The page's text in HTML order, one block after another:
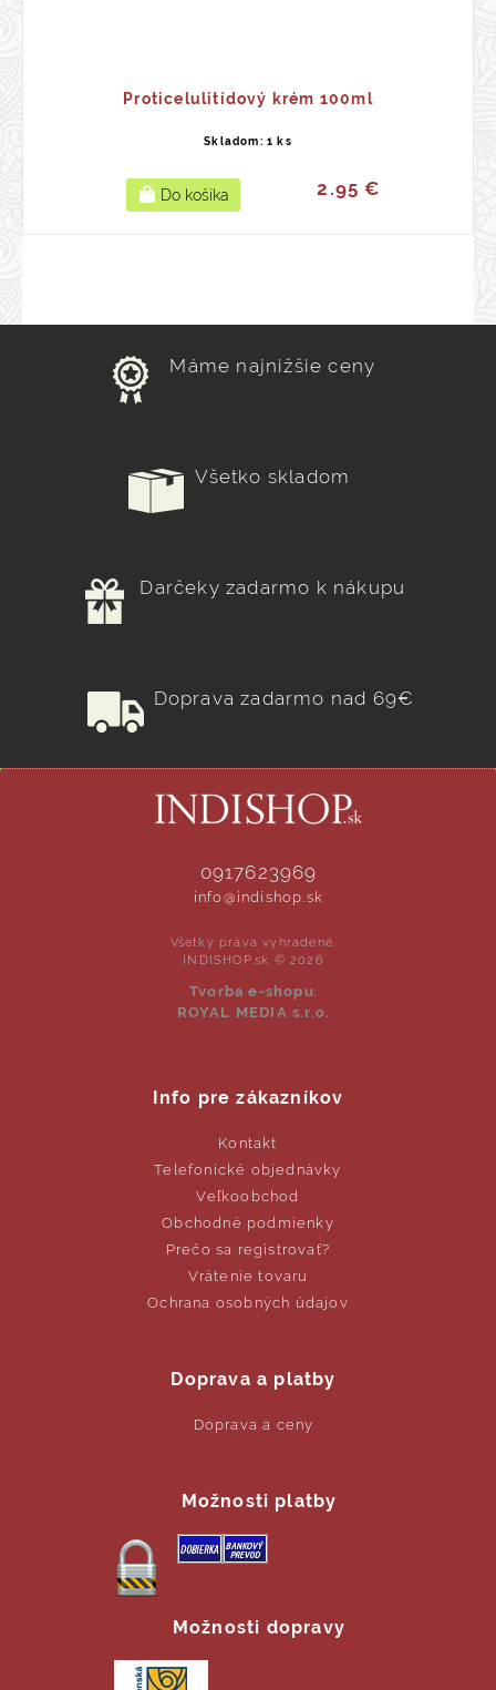
Proticelulitídový krém 100ml
Skladom: 1 ks
2.95 €
Máme najnižšie ceny
Všetko skladom
Darčeky zadarmo k nákupu
Doprava zadarmo nad 69€
0917623969
info@indishop.sk
Všetky práva vyhradené.
INDISHOP.sk © 2026
Tvorba e-shopu:
ROYAL MEDIA s.r.o.
Info pre zákazníkov
Kontakt
Telefonické objednávky
Veľkoobchod
Obchodné podmienky
Prečo sa registrovať?
Vrátenie tovaru
Ochrana osobných údajov
Doprava a platby
Doprava a ceny
Možnosti platby
Možnosti dopravy